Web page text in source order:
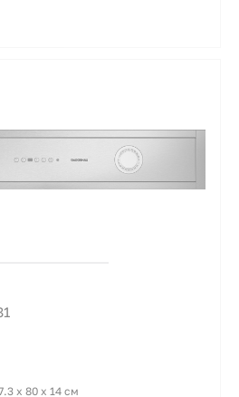
х 80 х 14 см